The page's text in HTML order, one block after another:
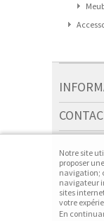
Notre site
proposer
navigation;
navigateur
sites
votre
En